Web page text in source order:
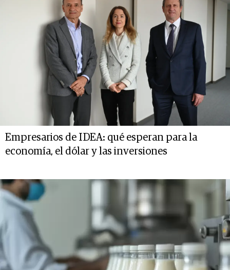
Empresarios de IDEA: qué esperan para la
economía, el dólar y las inversiones